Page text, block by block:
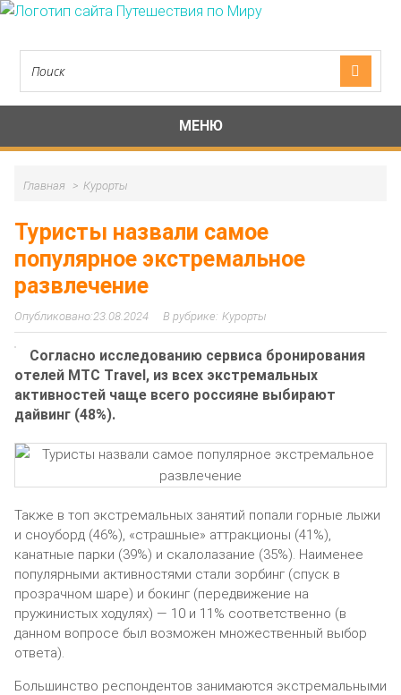
МЕНЮ
Главная Курорты
Туристы назвали самое
популярное экстремальное
развлечение
23.08.2024 Курорты
Согласно исследованию сервиса бронирования
отелей МТС Travel, из всех экстремальных
активностей чаще всего россияне выбирают
дайвинг (48%).
Также в топ экстремальных занятий попали горные лыжи
и сноуборд (46%), «страшные» аттракционы (41%),
канатные парки (39%) и скалолазание (35%). Наименее
популярными активностями стали зорбинг (спуск в
прозрачном шаре) и бокинг (передвижение на
пружинистых ходулях) — 10 и 11% соответственно (в
данном вопросе был возможен множественный выбор
ответа).
Большинство респондентов занимаются экстремальными